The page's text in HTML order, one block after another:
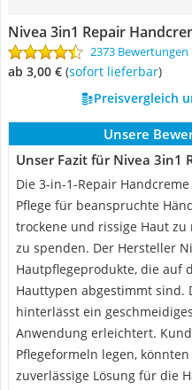
Nivea 3in1 Repair
2373 Bewertungen
ab 3,00 € ( Sofort lieferbar)
Preisvergleich
Unsere
Unser Fazit für Nivea 3in1
Die 3-in-1-Repair
Pflege für beanspruchte
trockene und rissige Haut
zu spenden. Der Hersteller
Hautpflegeprodukte, die auf
Hauttypen abgestimmt sind.
hinterlässt ein
Anwendung erleichtert.
Pflegeformeln legen,
zuverlässige Lösung für die